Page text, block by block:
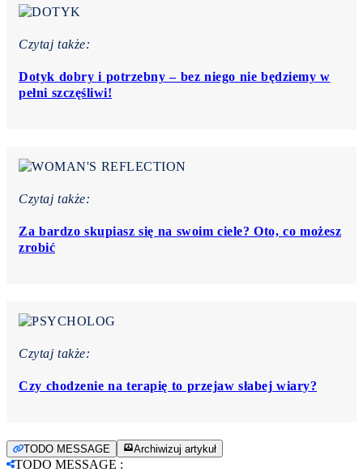
Czytaj także:
Dotyk dobry i potrzebny – bez niego nie będziemy w
pełni szczęśliwi!
Czytaj także:
Za bardzo skupiasz się na swoim ciele? Oto, co możesz
zrobić
Czytaj także:
Czy chodzenie na terapię to przejaw słabej wiary?
TODO MESSAGE Archiwizuj artykuł
TODO MESSAGE :